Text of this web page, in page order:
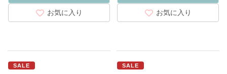
お気に入り お気に入り
SALE SALE